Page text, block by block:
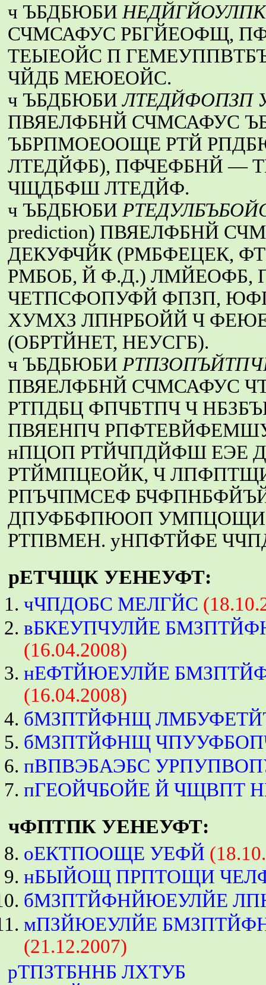
ч ЪБДБЮБИ
СЧМСАФУС РБГЙЕОФЩ,
ТЕЫЕОЙС П
ЧЙДБ МЕЮЕОЙС.
ч ЪБДБЮБИЛТЕДЙФОПЗП
ПВЯЕЛФБНЙ СЧМСАФУС
ЪБРПМОЕООЩЕ РТЙ
ЛТЕДЙФБ), ПФЧЕФБНЙ —
ЧЩДБФШ ЛТЕДЙФ.
ч ЪБДБЮБИ
prediction) ПВЯЕЛФБНЙ
ДЕКУФЧЙК (РМБФЕЦЕК,
РМБОБ, Й Ф.Д.)
ЧЕТПСФОПУФЙ ФПЗП,
ХУМХЗ ЛПНРБОЙЙ Ч
(ОБРТЙНЕТ, НЕУСГБ).
ч ЪБДБЮБИ
ПВЯЕЛФБНЙ СЧМСАФУС
РТПДБЦ ФПЧБТПЧ Ч
ПВЯЕНПЧ
нПЦОП РТЙЧПДЙФШ ЕЭЕ
РТЙМПЦЕОЙК, Ч
РПЪЧПМСЕФ
ДПУФБФПЮОП
РТПВМЕН. уНПФТЙФЕ
рЕТЧЩК УЕНЕУФТ:
чЧПДОБС МЕЛГЙС
вБКЕУПЧУЛЙЕ
(16.04.2008)
нЕФТЙЮЕУЛЙЕ
(16.04.2008)
бМЗПТЙФНЩ
бМЗПТЙФНЩ
пВПВЭБАЭБС
пГЕОЙЧБОЙЕ Й ЧЩВПТ
чФПТПК УЕНЕУФТ:
оЕКТПООЩЕ УЕФЙ
нБЫЙОЩ ПРПТОЩИ
бМЗПТЙФНЙЮЕУЛЙЕ
мПЗЙЮЕУЛЙЕ
(21.12.2007)
рТПЗТБННБ ЛХТУБ